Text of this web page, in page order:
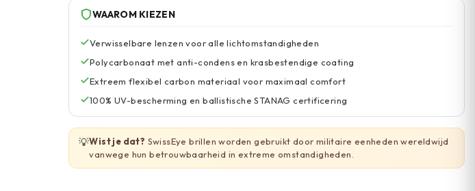
WAAROM KIEZEN
Verwisselbare lenzen voor alle lichtomstandigheden
Polycarbonaat met anti-condens en krasbestendige coating
Extreem flexibel carbon materiaal voor maximaal comfort
100% UV-bescherming en ballistische STANAG certificering
💡Wist je dat? SwissEye brillen worden gebruikt door militaire eenheden wereldwijd
vanwege hun betrouwbaarheid in extreme omstandigheden.